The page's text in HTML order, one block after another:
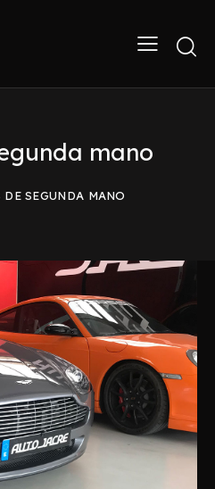
mano
DE SEGUNDA MANO